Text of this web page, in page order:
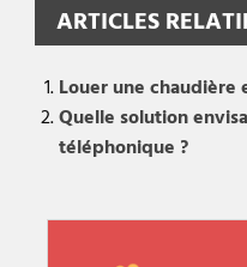
ARTICLES
Louer une chaudière
Quelle solution
téléphonique ?